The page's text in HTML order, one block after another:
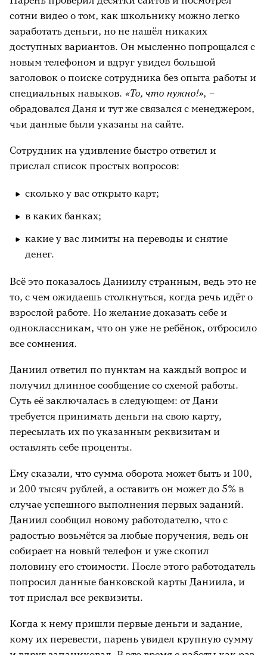
сотни видео о том, как школьнику можно легко
заработать деньги, но не нашёл никаких
доступных вариантов. Он мысленно попрощался с
новым телефоном и вдруг увидел большой
заголовок о поиске сотрудника без опыта работы и
специальных навыков. «То, что нужно!», –
обрадовался Даня и тут же связался с менеджером,
чьи данные были указаны на сайте.
Сотрудник на удивление быстро ответил и
прислал список простых вопросов:
сколько у вас открыто карт;
в каких банках;
какие у вас лимиты на переводы и снятие
денег.
Всё это показалось Даниилу странным, ведь это не
то, с чем ожидаешь столкнуться, когда речь идёт о
взрослой работе. Но желание доказать себе и
одноклассникам, что он уже не ребёнок, отбросило
все сомнения.
Даниил ответил по пунктам на каждый вопрос и
получил длинное сообщение со схемой работы.
Суть её заключалась в следующем: от Дани
требуется принимать деньги на свою карту,
пересылать их по указанным реквизитам и
оставлять себе проценты.
Ему сказали, что сумма оборота может быть и 100,
и 200 тысяч рублей, а оставить он может до 5% в
случае успешного выполнения первых заданий.
Даниил сообщил новому работодателю, что с
радостью возьмётся за любые поручения, ведь он
собирает на новый телефон и уже скопил
половину его стоимости. После этого работодатель
попросил данные банковской карты Даниила, и
тот прислал все реквизиты.
Когда к нему пришли первые деньги и задание,
кому их перевести, парень увидел крупную сумму